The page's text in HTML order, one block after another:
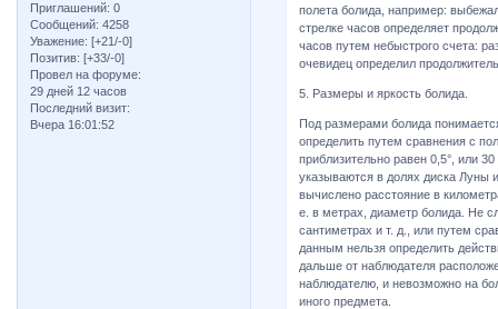
Приглашений: 0
Сообщений: 4258
Уважение: [+21/-0]
Позитив: [+33/-0]
Провел на форуме:
29 дней 12 часов
Последний визит:
Вчера 16:01:52
полета болида, например:
стрелке часов определяет
часов путем небыстрого счета:
очевидец определил
5. Размеры и яркость болида.
Под размерами болида
определить путем сравнения с
приблизительно равен 0,5°, или
указываются в долях диска Луны
вычислено расстояние в
е. в метрах, диаметр болида. Не
сантиметрах и т. д., или путем
данным нельзя определить
дальше от наблюдателя
наблюдателю, и невозможно на
иного предмета.